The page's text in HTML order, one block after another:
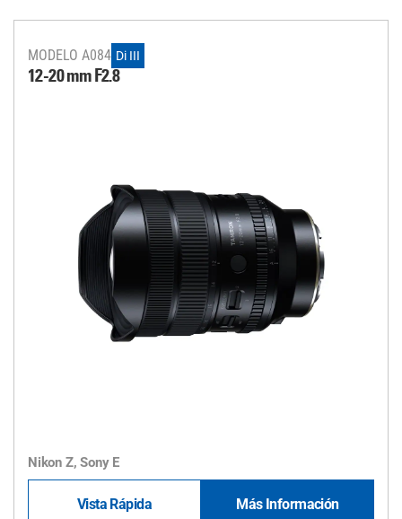
MODELO A084 Di III
12-20 mm F2.8
Nikon Z, Sony E
Vista Rápida Más Información